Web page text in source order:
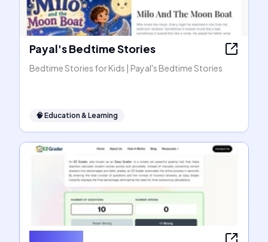
Payal's Bedtime Stories
Bedtime Stories for Kids | Payal's Bedtime Stories
🧠 Education & Learning